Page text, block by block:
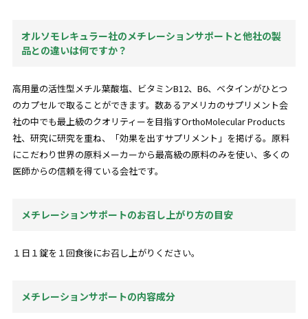
オルソモレキュラー社のメチレーションサポートと他社の製
品との違いは何ですか？
高用量の活性型メチル葉酸塩、ビタミンB12、B6、ベタインがひとつ
のカプセルで取ることができます。数あるアメリカのサプリメント会
社の中でも最上級のクオリティーを目指すOrthoMolecular Products
社、研究に研究を重ね、「効果を出すサプリメント」を掲げる。原料
にこだわり世界の原料メーカーから最高級の原料のみを使い、多くの
医師からの信頼を得ている会社です。
メチレーションサポートのお召し上がり方の目安
１日１錠を１回食後にお召し上がりください。
メチレーションサポートの内容成分